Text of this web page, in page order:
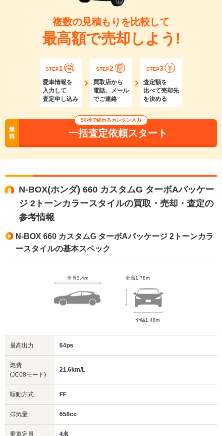
複数の見積もりを比較して
最高額で売却しよう!
STEP1
愛車情報を
入力して
査定申し込み
STEP2
買取店から
電話、メール
でご連絡
STEP3
査定額を
比べて売却先
を決める
無
料
90秒で終わるカンタン入力
一括査定依頼スタート
N-BOX(ホンダ) 660 カスタムG ターボAパッケー
ジ 2トーンカラースタイルの買取・売却・査定の
参考情報
N-BOX 660 カスタムG ターボAパッケージ 2トーンカラ
ースタイルの基本スペック
全長3.4m 全高1.78m
全幅1.48m
最高出力 64ps
燃費
(JC08モード)
21.6km/L
駆動方式 FF
排気量 658cc
乗車定員 4名